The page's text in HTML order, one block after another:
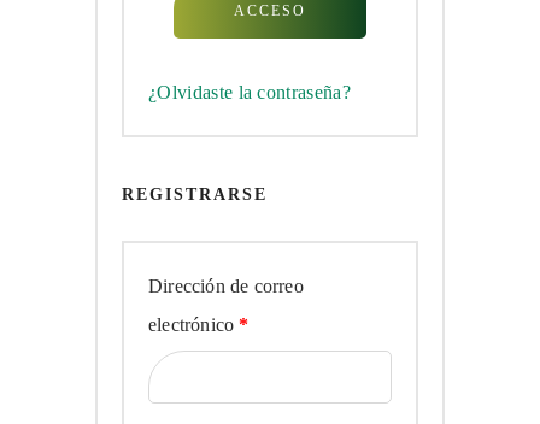
ACCESO
¿Olvidaste la contraseña?
REGISTRARSE
Dirección de correo
electrónico*Obligatorio